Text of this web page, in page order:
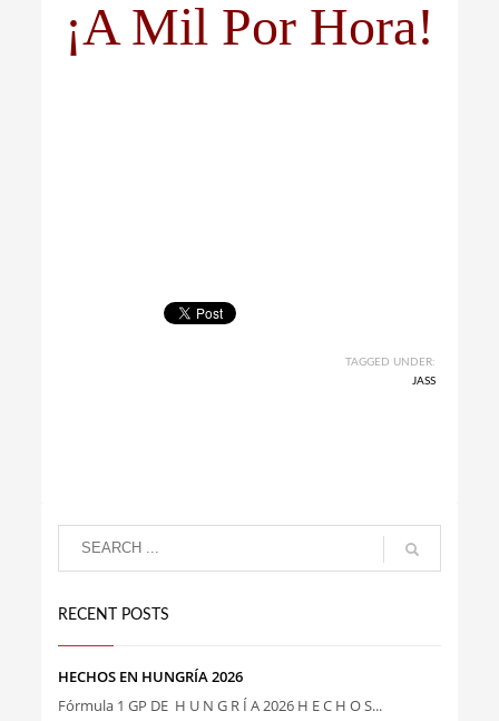
¡A Mil Por Hora!
TAGGED UNDER:
JASS
RECENT POSTS
HECHOS EN HUNGRÍA 2026
Fórmula 1 GP DE H U N G R Í A 2026 H E C H O S...